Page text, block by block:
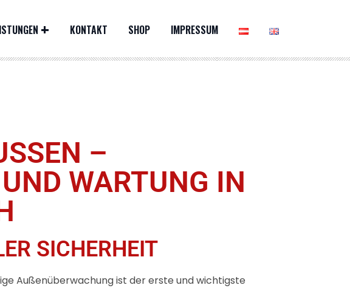
KONTAKT SHOP IMPRESSUM
– P
WARTUNG IN W
SICHERHEIT
Außenüberwachung ist der erste und wichtigste